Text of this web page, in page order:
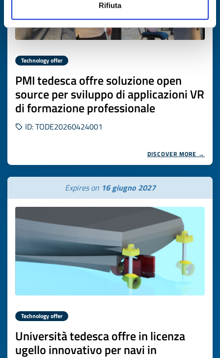
Rifiuta
Technology offer
PMI tedesca offre soluzione open
source per sviluppo di applicazioni VR
di formazione professionale
ID: TODE20260424001
DISCOVER MORE →
Expires on 16 giugno 2027
Technology offer
Università tedesca offre in licenza
ugello innovativo per navi in